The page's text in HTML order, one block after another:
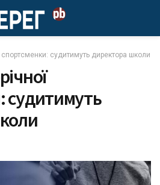
спортсменки: судитимуть директора школи
судитимуть